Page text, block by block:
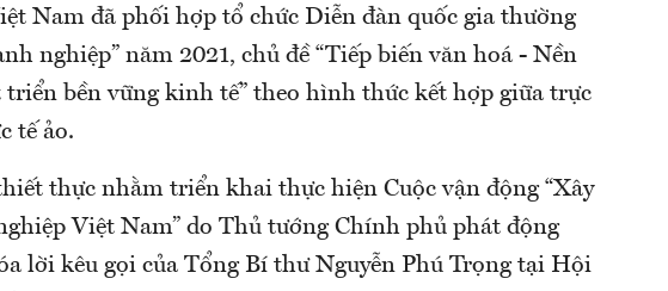
Nam đã phối hợp tổ chức Diễn đàn quốc gia thường
nghiệp” năm 2021, chủ đề “Tiếp biến văn hoá - Nền
bền vững kinh tế” theo hình thức kết hợp giữa trực
tế ảo.
thực nhằm triển khai thực hiện Cuộc vận động “Xây
Việt Nam” do Thủ tướng Chính phủ phát động
lời kêu gọi của Tổng Bí thư Nguyễn Phú Trọng tại Hội